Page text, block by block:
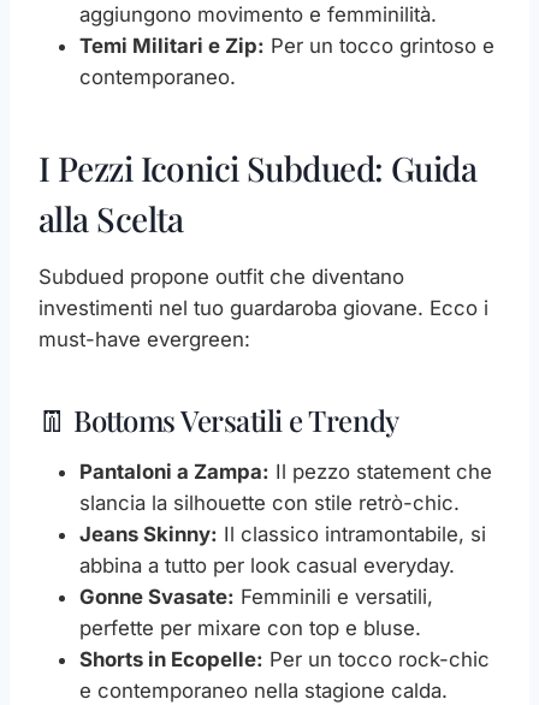
aggiungono movimento e femminilità.
Temi Militari e Zip: Per un tocco grintoso e
contemporaneo.
I Pezzi Iconici Subdued: Guida
alla Scelta
Subdued propone outfit che diventano
investimenti nel tuo guardaroba giovane. Ecco i
must-have evergreen:
👖 Bottoms Versatili e Trendy
Pantaloni a Zampa: Il pezzo statement che
slancia la silhouette con stile retrò-chic.
Jeans Skinny: Il classico intramontabile, si
abbina a tutto per look casual everyday.
Gonne Svasate: Femminili e versatili,
perfette per mixare con top e bluse.
Shorts in Ecopelle: Per un tocco rock-chic
e contemporaneo nella stagione calda.